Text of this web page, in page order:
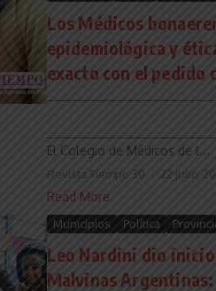
Los Médicos
epidemiológica y
exacto con el pedido
El Colegio de Médicos de l...
Revista Tiempo 30 22 julio,
Read More
Municipios Política
Leo Nardini dio
Malvinas Argentinas: